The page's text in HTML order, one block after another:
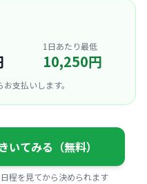
1日あたり最低
10,250円
支払いします。
いてみる（無料）
程を見てから決められます